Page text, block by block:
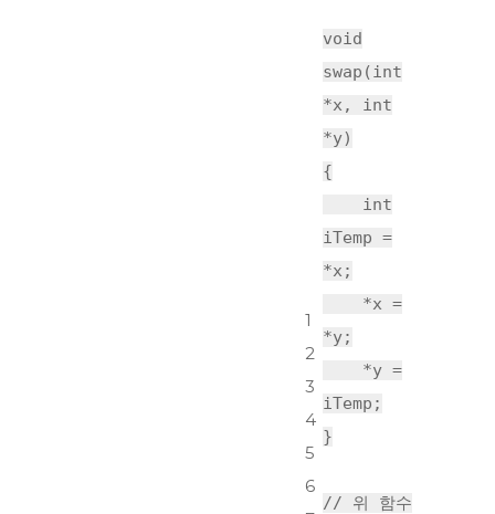
1
2
3
4
5
6
void
swap(int
*x, int
*y)
{
int
iTemp =
*x;
*x =
*y;
*y =
iTemp;
}
// 위 함수